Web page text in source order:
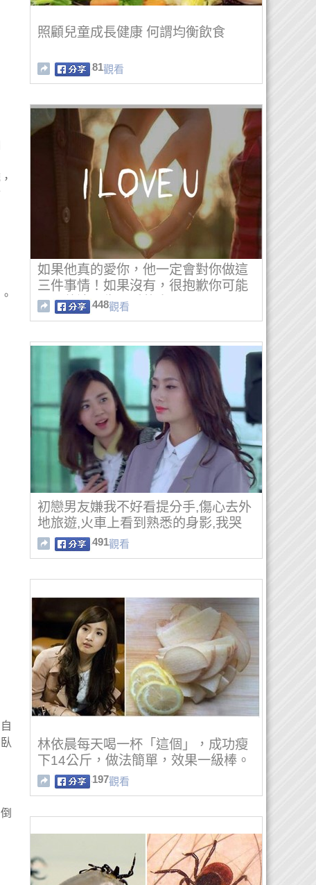
照顧兒童成長健康 何謂均衡飲食
81觀看
如果他真的愛你，他一定會對你做這
三件事情！如果沒有，很抱歉你可能
不是他這一生最愛的人！
448觀看
初戀男友嫌我不好看提分手,傷心去外
地旅遊,火車上看到熟悉的身影,我哭
了!
491觀看
林依晨每天喝一杯「這個」，成功瘦
下14公斤，做法簡單，效果一級棒。
197觀看